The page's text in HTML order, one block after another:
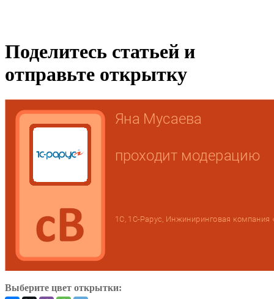
Поделитесь статьей и
отправьте открытку
Выберите цвет открытки: